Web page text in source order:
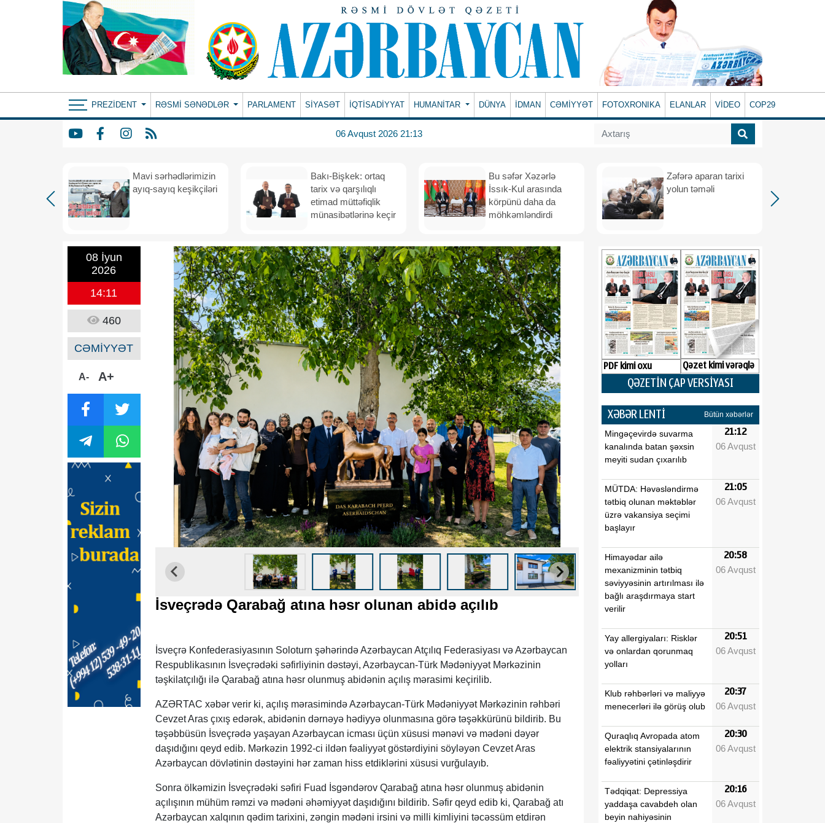
PREZIDENT RƏSMI SƏNƏDLƏR PARLAMENT SİYASƏT İQTİSADİYYAT HUMANITAR DÜNYA İDMAN CƏMİYYƏT FOTOXRONIKA ELANLAR VİDEO COP29
06 Avqust 2026 21:13
Mavi sərhədlərimizin
ayıq-sayıq keşikçiləri
Bakı-Bişkek: ortaq
tarix və qarşılıqlı
etimad müttəfiqlik
münasibətlərinə keçir
Bu səfər Xəzərlə
İssık-Kul arasında
körpünü daha da
möhkəmləndirdi
Zəfərə aparan tarixi
yolun təməli
08 İyun
2026
14:11
460
CƏMİYYƏT
A- A+
İsveçrədə Qarabağ atına həsr olunan abidə açılıb
İsveçrə Konfederasiyasının Soloturn şəhərində Azərbaycan Atçılıq Federasiyası və Azərbaycan
Respublikasının İsveçrədəki səfirliyinin dəstəyi, Azərbaycan-Türk Mədəniyyət Mərkəzinin
təşkilatçılığı ilə Qarabağ atına həsr olunmuş abidənin açılış mərasimi keçirilib.
AZƏRTAC xəbər verir ki, açılış mərasimində Azərbaycan-Türk Mədəniyyət Mərkəzinin rəhbəri
Cevzet Aras çıxış edərək, abidənin dərnəyə hədiyyə olunmasına görə təşəkkürünü bildirib. Bu
təşəbbüsün İsveçrədə yaşayan Azərbaycan icması üçün xüsusi mənəvi və mədəni dəyər
daşıdığını qeyd edib. Mərkəzin 1992-ci ildən fəaliyyət göstərdiyini söyləyən Cevzet Aras
Azərbaycan dövlətinin dəstəyini hər zaman hiss etdiklərini xüsusi vurğulayıb.
Sonra ölkəmizin İsveçrədəki səfiri Fuad İsgəndərov Qarabağ atına həsr olunmuş abidənin
açılışının mühüm rəmzi və mədəni əhəmiyyət daşıdığını bildirib. Səfir qeyd edib ki, Qarabağ atı
Azərbaycan xalqının qədim tarixini, zəngin mədəni irsini və milli kimliyini təcəssüm etdirən
PDF kimi oxu Qəzet kimi vərəqlə
QƏZETİN ÇAP VERSİYASI
XƏBƏR LENTİ Bütün xəbərlər
Mingəçevirdə suvarma
kanalında batan şəxsin
meyiti sudan çıxarılıb
21:12
06 Avqust
MÜTDA: Həvəsləndirmə
tətbiq olunan məktəblər
üzrə vakansiya seçimi
başlayır
21:05
06 Avqust
Himayədar ailə
mexanizminin tətbiq
səviyyəsinin artırılması ilə
bağlı araşdırmaya start
verilir
20:58
06 Avqust
Yay allergiyaları: Risklər
və onlardan qorunmaq
yolları
20:51
06 Avqust
Klub rəhbərləri və maliyyə
menecerləri ilə görüş olub
20:37
06 Avqust
Quraqlıq Avropada atom
elektrik stansiyalarının
fəaliyyətini çətinləşdirir
20:30
06 Avqust
Tədqiqat: Depressiya
yaddaşa cavabdeh olan
beyin nahiyəsinin
20:16
06 Avqust